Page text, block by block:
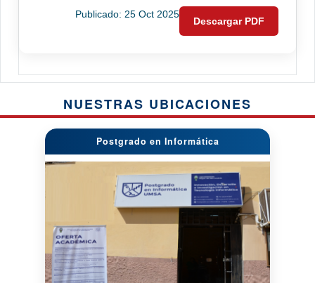
Publicado: 25 Oct 2025
Descargar PDF
NUESTRAS UBICACIONES
Postgrado en Informática